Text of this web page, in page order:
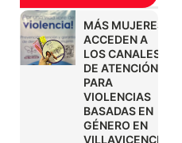
MÁS MUJERES
ACCEDEN A
LOS CANALES
DE ATENCIÓN
PARA
VIOLENCIAS
BASADAS EN
GÉNERO EN
VILLAVICENCIO